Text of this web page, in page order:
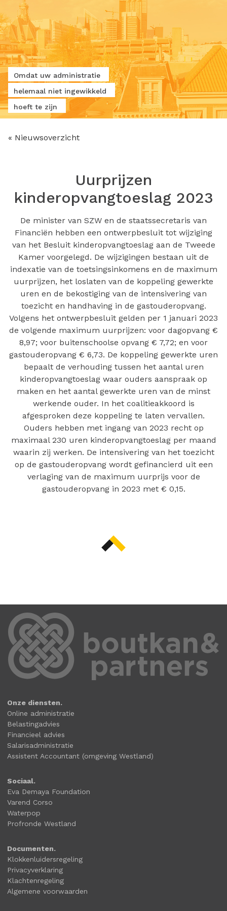
Omdat uw administratie
helemaal niet ingewikkeld
hoeft te zijn
« Nieuwsoverzicht
Uurprijzen
kinderopvangtoeslag 2023
De minister van SZW en de staatssecretaris van
Financiën hebben een ontwerpbesluit tot wijziging
van het Besluit kinderopvangtoeslag aan de Tweede
Kamer voorgelegd. De wijzigingen bestaan uit de
indexatie van de toetsingsinkomens en de maximum
uurprijzen, het loslaten van de koppeling gewerkte
uren en de bekostiging van de intensivering van
toezicht en handhaving in de gastouderopvang.
Volgens het ontwerpbesluit gelden per 1 januari 2023
de volgende maximum uurprijzen: voor dagopvang €
8,97; voor buitenschoolse opvang € 7,72; en voor
gastouderopvang € 6,73. De koppeling gewerkte uren
bepaalt de verhouding tussen het aantal uren
kinderopvangtoeslag waar ouders aanspraak op
maken en het aantal gewerkte uren van de minst
werkende ouder. In het coalitieakkoord is
afgesproken deze koppeling te laten vervallen.
Ouders hebben met ingang van 2023 recht op
maximaal 230 uren kinderopvangtoeslag per maand
waarin zij werken. De intensivering van het toezicht
op de gastouderopvang wordt gefinancierd uit een
verlaging van de maximum uurprijs voor de
gastouderopvang in 2023 met € 0,15.
Onze diensten.
Online administratie
Belastingadvies
Financieel advies
Salarisadministratie
Assistent Accountant (omgeving Westland)
Sociaal.
Eva Demaya Foundation
Varend Corso
Waterpop
Profronde Westland
Documenten.
Klokkenluidersregeling
Privacyverklaring
Klachtenregeling
Algemene voorwaarden